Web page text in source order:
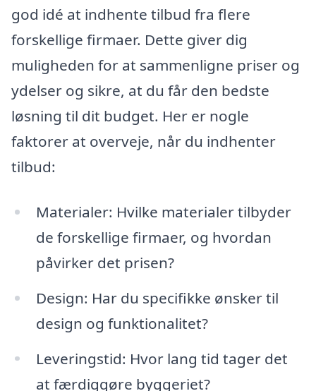
god idé at indhente tilbud fra flere
forskellige firmaer. Dette giver dig
muligheden for at sammenligne priser og
ydelser og sikre, at du får den bedste
løsning til dit budget. Her er nogle
faktorer at overveje, når du indhenter
tilbud:
Materialer: Hvilke materialer tilbyder
de forskellige firmaer, og hvordan
påvirker det prisen?
Design: Har du specifikke ønsker til
design og funktionalitet?
Leveringstid: Hvor lang tid tager det
at færdiggøre byggeriet?